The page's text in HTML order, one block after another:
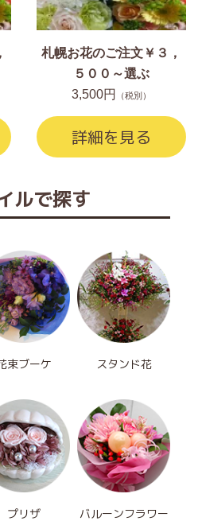
札幌お花のご注文￥３，
５００～選ぶ
3,500円
（税別）
詳細を見る
ルで探す
束ブーケ スタンド花
プリザ バルーンフラワー